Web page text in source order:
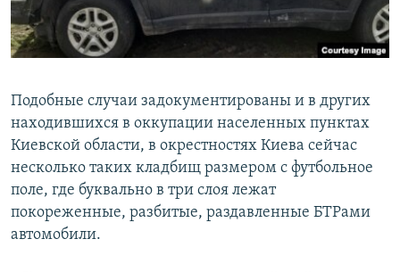
Подобные случаи задокументированы и в других
находившихся в оккупации населенных пунктах
Киевской области, в окрестностях Киева сейчас
несколько таких кладбищ размером с футбольное
поле, где буквально в три слоя лежат
покореженные, разбитые, раздавленные БТРами
автомобили.